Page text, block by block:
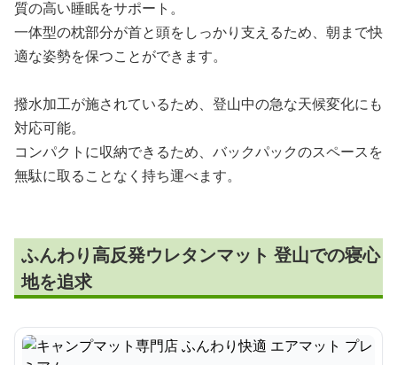
質の高い睡眠をサポート。
一体型の枕部分が首と頭をしっかり支えるため、朝まで快
適な姿勢を保つことができます。
撥水加工が施されているため、登山中の急な天候変化にも
対応可能。
コンパクトに収納できるため、バックパックのスペースを
無駄に取ることなく持ち運べます。
ふんわり高反発ウレタンマット 登山での寝心
地を追求